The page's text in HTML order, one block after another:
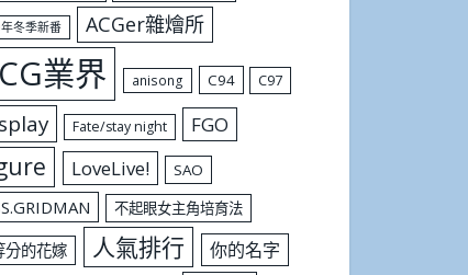
冬季新番 ACGer雜燴所
業界 anisong C94 C97
Fate/stay night FGO
LoveLive! SAO
不起眼女主角培育法
分的花嫁 人氣排行 你的名字